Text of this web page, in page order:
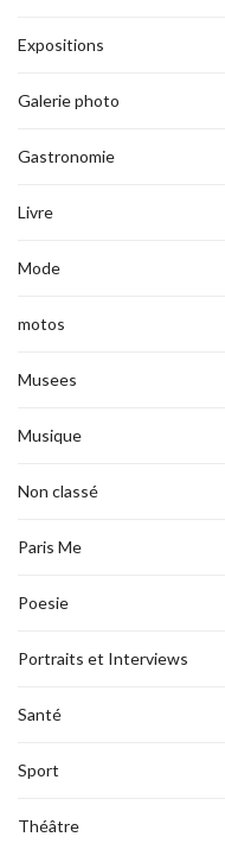
Expositions
Galerie photo
Gastronomie
Livre
Mode
motos
Musees
Musique
Non classé
Paris Me
Poesie
Portraits et Interviews
Santé
Sport
Théâtre